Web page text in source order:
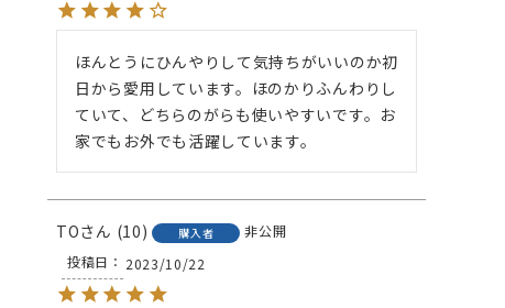
ほんとうにひんやりして気持ちがいいのか初
日から愛用しています。ほのかりふんわりし
ていて、どちらのがらも使いやすいです。お
家でもお外でも活躍しています。
TO 10 購入者
非公開
投稿日
2023/10/22